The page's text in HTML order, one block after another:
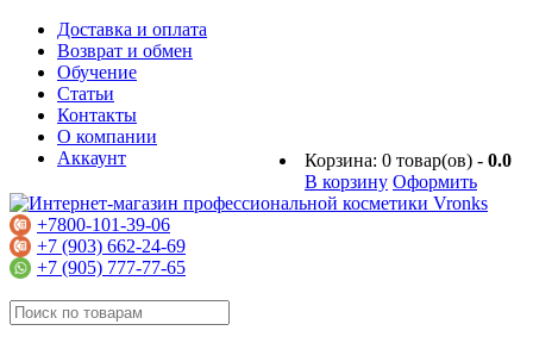
Доставка и оплата
Возврат и обмен
Обучение
Статьи
Контакты
О компании
Корзина: 0 товар(ов) - 0.0
В корзину Оформить
Аккаунт
+7800-101-39-06
+7 (903) 662-24-69
+7 (905) 777-77-65